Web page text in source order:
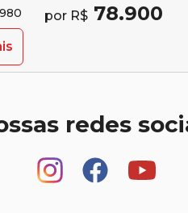
por R$ 78.900
redes